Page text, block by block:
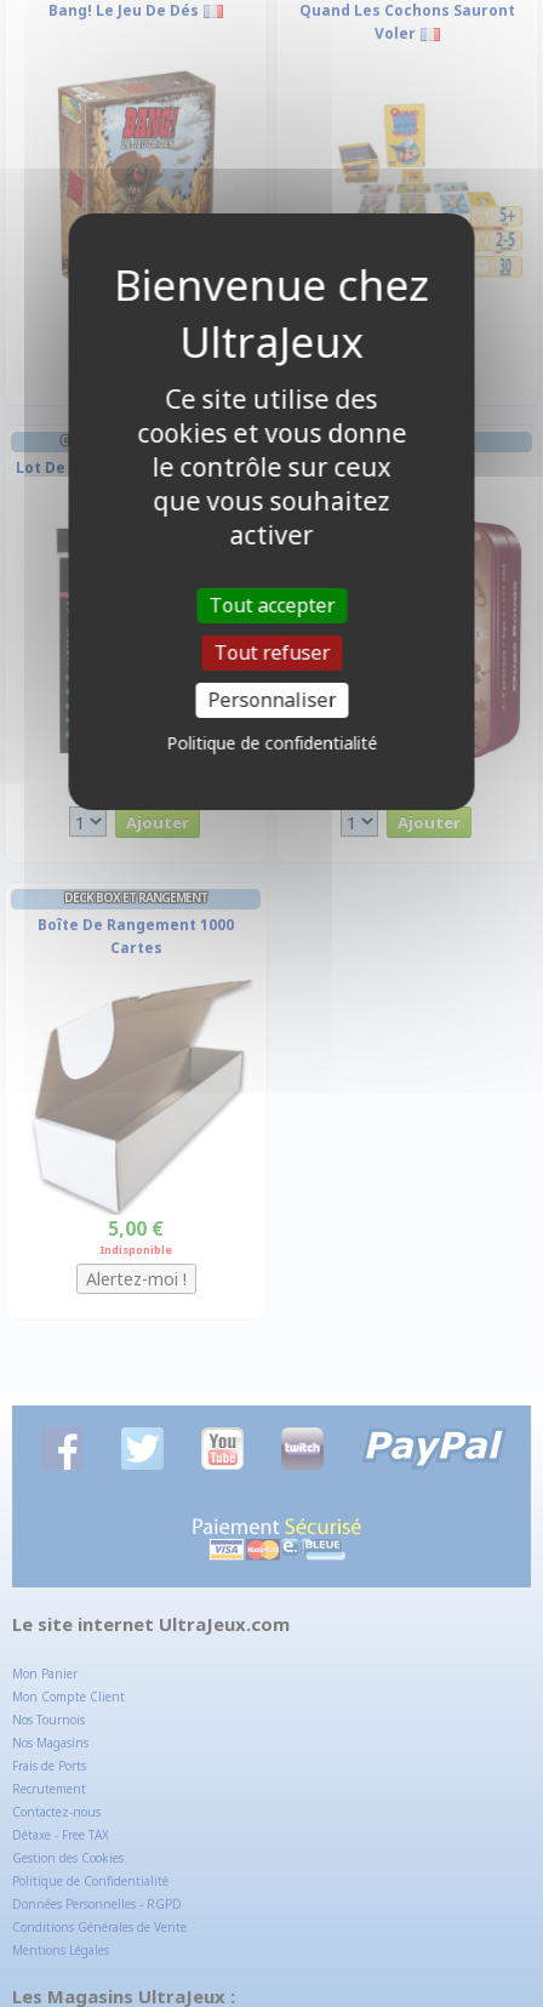
Bang! Le Jeu De Dés
Quand Les Cochons Sauront
Voler
CLASSEURS ET/OU FEUILLES
Lot De 10 Feuilles De Classeur -
AMBIANCE
Ouga Bouga
DECK BOX ET RANGEMENT
Boîte De Rangement 1000
Cartes
5,00 €
Indisponible
Le site internet UltraJeux.com
Mon Panier
Mon Compte Client
Nos Tournois
Nos Magasins
Frais de Ports
Recrutement
Contactez-nous
Détaxe - Free TAX
Gestion des Cookies
Politique de Confidentialité
Données Personnelles - RGPD
Conditions Générales de Vente
Mentions Légales
Les Magasins UltraJeux :
Ce site utilise des
cookies et vous donne
le contrôle sur ceux
que vous souhaitez
activer
Tout accepter
Tout refuser
Personnaliser
Politique de confidentialité